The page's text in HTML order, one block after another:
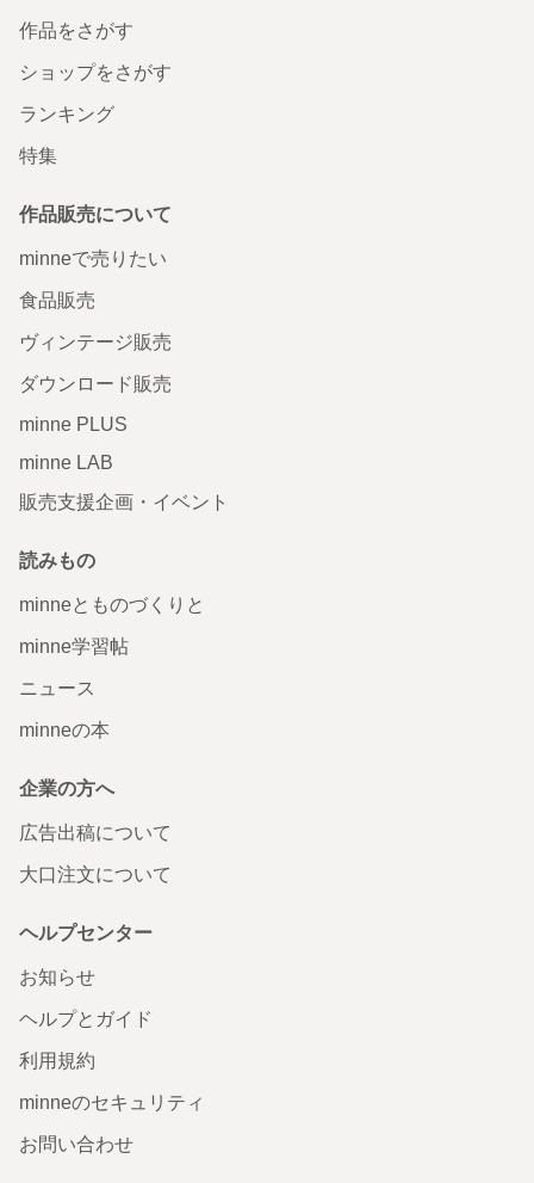
作品をさがす
ショップをさがす
ランキング
特集
作品販売について
minneで売りたい
食品販売
ヴィンテージ販売
ダウンロード販売
minne PLUS
minne LAB
販売支援企画・イベント
読みもの
minneとものづくりと
minne学習帖
ニュース
minneの本
企業の方へ
広告出稿について
大口注文について
ヘルプセンター
お知らせ
ヘルプとガイド
利用規約
minneのセキュリティ
お問い合わせ